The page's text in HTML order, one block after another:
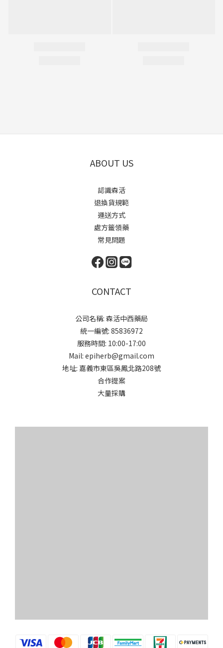
ABOUT US
認識森活
退換貨規範
運送方式
處方籤領藥
常見問題
CONTACT
公司名稱: 森活中西藥局
統一編號: 85836972
服務時間: 10:00-17:00
Mail: epiherb@gmail.com
地址: 嘉義市東區吳鳳北路208號
合作提案
大量採購